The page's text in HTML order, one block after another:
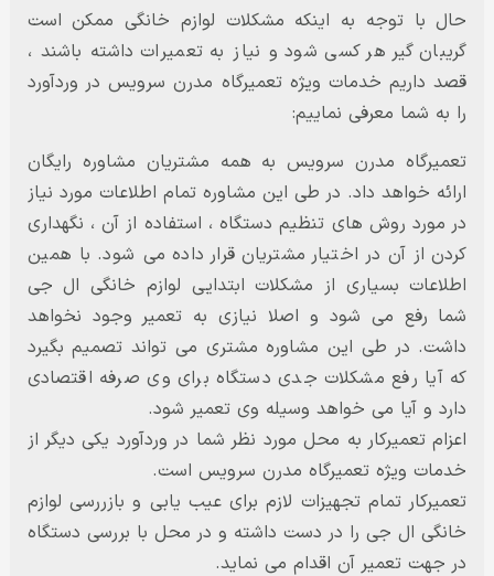
حال با توجه به اینکه مشکلات لوازم خانگی ممکن است
گریبان گیر هر کسی شود و نیاز به تعمیرات داشته باشند ،
قصد داریم خدمات ویژه تعمیرگاه مدرن سرویس در وردآورد
را به شما معرفی نماییم:
تعمیرگاه مدرن سرویس به همه مشتریان مشاوره رایگان
ارائه خواهد داد. در طی این مشاوره تمام اطلاعات مورد نیاز
در مورد روش های تنظیم دستگاه ، استفاده از آن ، نگهداری
کردن از آن در اختیار مشتریان قرار داده می شود. با همین
اطلاعات بسیاری از مشکلات ابتدایی لوازم خانگی ال جی
شما رفع می شود و اصلا نیازی به تعمیر وجود نخواهد
داشت. در طی این مشاوره مشتری می تواند تصمیم بگیرد
که آیا رفع مشکلات جدی دستگاه برای وی صرفه اقتصادی
دارد و آیا می خواهد وسیله وی تعمیر شود.
اعزام تعمیرکار به محل مورد نظر شما در وردآورد یکی دیگر از
خدمات ویژه تعمیرگاه مدرن سرویس است.
تعمیرکار تمام تجهیزات لازم برای عیب یابی و بازررسی لوازم
خانگی ال جی را در دست داشته و در محل با بررسی دستگاه
در جهت تعمیر آن اقدام می نماید.